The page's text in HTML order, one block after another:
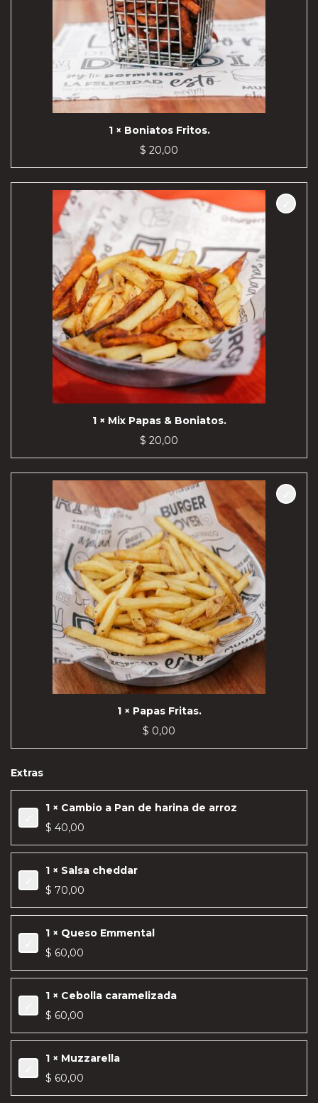
1 × Boniatos Fritos.
$ 20,00
1 × Mix Papas & Boniatos.
$ 20,00
1 × Papas Fritas.
$ 0,00
Extras
1 × Cambio a Pan de harina de arroz
$ 40,00
1 × Salsa cheddar
$ 70,00
1 × Queso Emmental
$ 60,00
1 × Cebolla caramelizada
$ 60,00
1 × Muzzarella
$ 60,00